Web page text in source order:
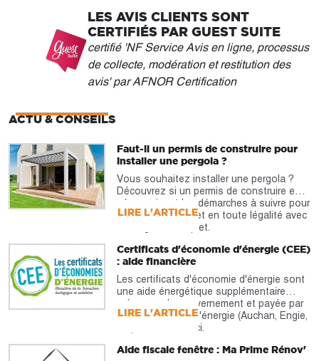
LES AVIS CLIENTS SONT
CERTIFIÉS PAR GUEST SUITE
certifié 'NF Service Avis en ligne, processus
de collecte, modération et restitution des
avis' par AFNOR Certification
ACTU & CONSEILS
Faut-il un permis de construire pour
installer une pergola ?
Vous souhaitez installer une pergola ?
Découvrez si un permis de construire est
nécessaire et les démarches à suivre pour
réaliser votre projet en toute légalité avec
notre guide complet.
LIRE L'ARTICLE
Certificats d'économie d'énergie (CEE)
: aide financière
Les certificats d'économie d'énergie sont
une aide énergétique supplémentaire
prévue par le gouvernement et payée par
les fournisseurs d'énergie (Auchan, Engie,
etc). À découvrir ici.
LIRE L'ARTICLE
Aide fiscale fenêtre : Ma Prime Rénov'